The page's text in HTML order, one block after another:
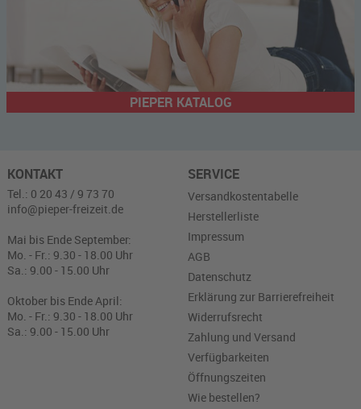
PIEPER KATALOG
KONTAKT
Tel.: 0 20 43 / 9 73 70
info@pieper-freizeit.de
Mai bis Ende September:
Mo. - Fr.: 9.30 - 18.00 Uhr
Sa.: 9.00 - 15.00 Uhr
Oktober bis Ende April:
Mo. - Fr.: 9.30 - 18.00 Uhr
Sa.: 9.00 - 15.00 Uhr
SERVICE
Versandkostentabelle
Herstellerliste
Impressum
AGB
Datenschutz
Erklärung zur Barrierefreiheit
Widerrufsrecht
Zahlung und Versand
Verfügbarkeiten
Öffnungszeiten
Wie bestellen?